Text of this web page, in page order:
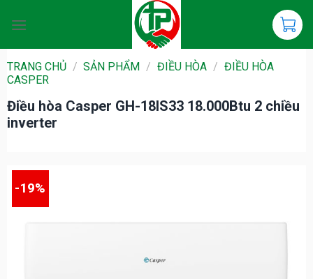
đến
dung
TRANG CHỦ / SẢN PHẨM / ĐIỀU HÒA / ĐIỀU HÒA
CASPER
Điều hòa Casper GH-18IS33 18.000Btu 2 chiều
inverter
-19%